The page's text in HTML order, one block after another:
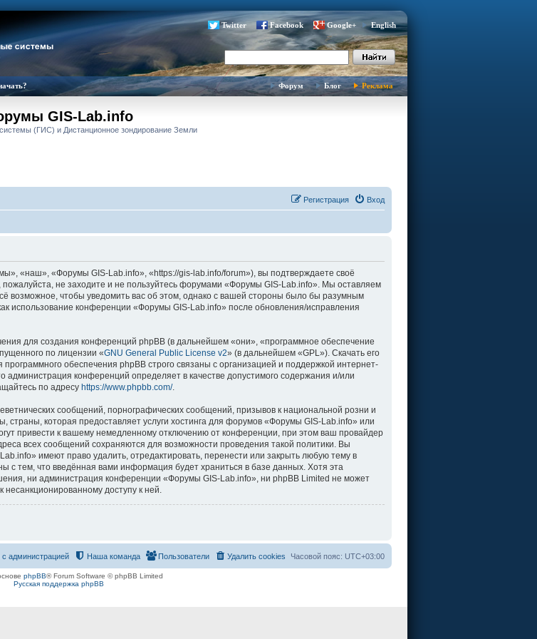
Twitter Facebook Google+ English
Форум Блог Реклама
GIS-Lab.info
(ГИС) и Дистанционное зондирование Земли
Вход
Регистрация
«наш», «Форумы GIS-Lab.info», «https://gis-lab.info/forum»), вы подтверждаете своё
не заходите и не пользуйтесь форумами «Форумы GIS-Lab.info». Мы оставляем
возможное, чтобы уведомить вас об этом, однако с вашей стороны было бы разумным
использование конференции «Форумы GIS-Lab.info» после обновления/исправления
для создания конференций phpBB (в дальнейшем «они», «программное обеспечение
по лицензии «GNU General Public License v2» (в дальнейшем «GPL»). Скачать его
обеспечения phpBB строго связаны с организацией и поддержкой интернет-
администрация конференций определяет в качестве допустимого содержания и/или
по адресу https://www.phpbb.com/.
сообщений, порнографических сообщений, призывов к национальной розни и
которая предоставляет услуги хостинга для форумов «Форумы GIS-Lab.info» или
привести к вашему немедленному отключению от конференции, при этом ваш провайдер
всех сообщений сохраняются для возможности проведения такой политики. Вы
имеют право удалить, отредактировать, перенести или закрыть любую тему в
с тем, что введённая вами информация будет храниться в базе данных. Хотя эта
ни администрация конференции «Форумы GIS-Lab.info», ни phpBB Limited не может
несанкционированному доступу к ней.
Часовой пояс: UTC+03:00
Удалить cookies
Пользователи
Наша команда
с администрацией
phpBB® Forum Software © phpBB Limited
Русская поддержка phpBB